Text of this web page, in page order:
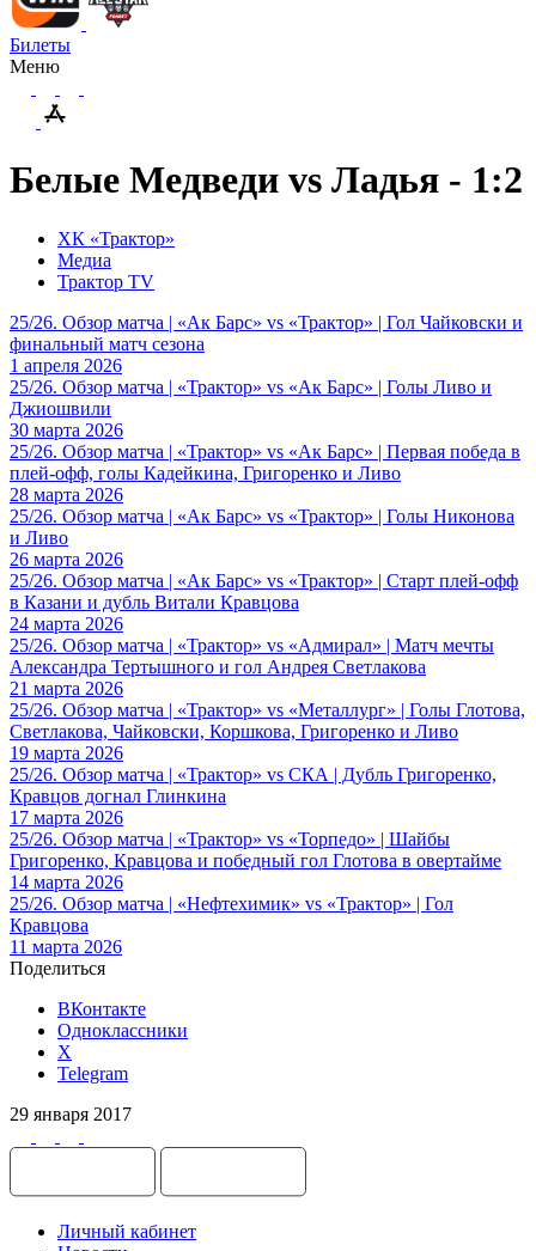
Билеты
Меню
Белые Медведи vs Ладья - 1:2
ХК «Трактор»
Медиа
Трактор TV
25/26. Обзор матча | «Ак Барс» vs «Трактор» | Гол Чайковски и
финальный матч сезона
1 апреля 2026
25/26. Обзор матча | «Трактор» vs «Ак Барс» | Голы Ливо и
Джиошвили
30 марта 2026
25/26. Обзор матча | «Трактор» vs «Ак Барс» | Первая победа в
плей-офф, голы Кадейкина, Григоренко и Ливо
28 марта 2026
25/26. Обзор матча | «Ак Барс» vs «Трактор» | Голы Никонова
и Ливо
26 марта 2026
25/26. Обзор матча | «Ак Барс» vs «Трактор» | Старт плей-офф
в Казани и дубль Витали Кравцова
24 марта 2026
25/26. Обзор матча | «Трактор» vs «Адмирал» | Матч мечты
Александра Тертышного и гол Андрея Светлакова
21 марта 2026
25/26. Обзор матча | «Трактор» vs «Металлург» | Голы Глотова,
Светлакова, Чайковски, Коршкова, Григоренко и Ливо
19 марта 2026
25/26. Обзор матча | «Трактор» vs СКА | Дубль Григоренко,
Кравцов догнал Глинкина
17 марта 2026
25/26. Обзор матча | «Трактор» vs «Торпедо» | Шайбы
Григоренко, Кравцова и победный гол Глотова в овертайме
14 марта 2026
25/26. Обзор матча | «Нефтехимик» vs «Трактор» | Гол
Кравцова
11 марта 2026
Поделиться
ВКонтакте
Одноклассники
X
Telegram
29 января 2017
Личный кабинет